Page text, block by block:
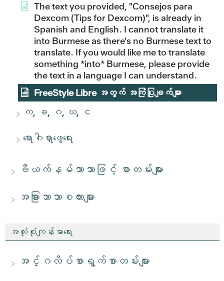
The text you provided, "Consejos para
Dexcom (Tips for Dexcom)", is already in
Spanish and English. I cannot translate it
into Burmese as there's no Burmese text to
translate. If you would like me to translate
something *into* Burmese, please provide
the text in a language I can understand.
FreeStyle Libre အတွက် အကြံပြုချက်များ
က, ခ, ဂ, ဃ, င
ရောဂါရှာဖွေရေး
ဗီယက်နမ်ဘာသာဖြင့် စာတမ်းများ
အခြားဘာသာစကားများ
အလုံးစုံကျန်းမာရေး
အင်္ဂလိပ်စာရွက်စာတမ်းများ